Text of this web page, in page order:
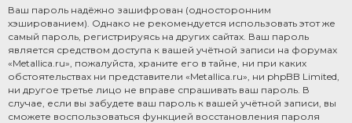
Ваш пароль надёжно зашифрован (односторонним
хэшированием). Однако не рекомендуется использовать этот же
самый пароль, регистрируясь на других сайтах. Ваш пароль
является средством доступа к вашей учётной записи на форумах
«Metallica.ru», пожалуйста, храните его в тайне, ни при каких
обстоятельствах ни представители «Metallica.ru», ни phpBB Limited,
ни другое третье лицо не вправе спрашивать ваш пароль. В
случае, если вы забудете ваш пароль к вашей учётной записи, вы
сможете воспользоваться функцией восстановления пароля